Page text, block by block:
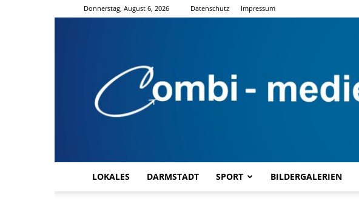
Donnerstag, August 6, 2026 Datenschutz Impressum
LOKALES DARMSTADT SPORT BILDERGALERIEN